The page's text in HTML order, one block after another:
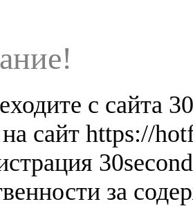
с сайта
сайт https://
за